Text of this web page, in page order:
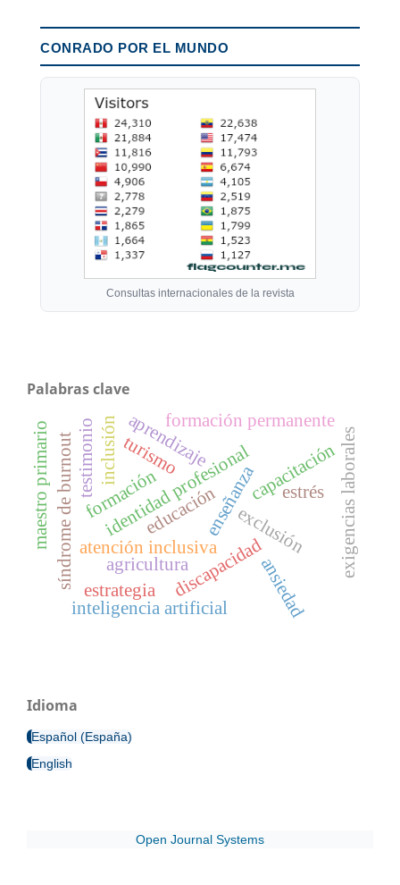
CONRADO POR EL MUNDO
Consultas internacionales de la revista
Palabras clave
formación
atención inclusiva
identidad profesional
enseñanza
aprendizaje
inclusión
exclusión
discapacidad
capacitación
inteligencia artificial
estrés
ansiedad
exigencias laborales
síndrome de burnout
formación permanente
maestro primario
agricultura
turismo
educación
estrategia
testimonio
Idioma
Español (España)
English
Open Journal Systems